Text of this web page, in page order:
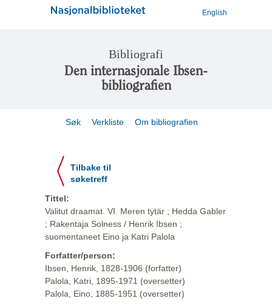
English
Bibliografi
Den internasjonale Ibsen-
bibliografien
Søk Verkliste Om bibliografien
Tilbake til
søketreff
Tittel:
Valitut draamat. VI. Meren tytär ; Hedda Gabler
; Rakentaja Solness / Henrik Ibsen ;
suomentaneet Eino ja Katri Palola
Forfatter/person:
Ibsen, Henrik, 1828-1906 (forfatter)
Palola, Katri, 1895-1971 (oversetter)
Palola, Eino, 1885-1951 (oversetter)